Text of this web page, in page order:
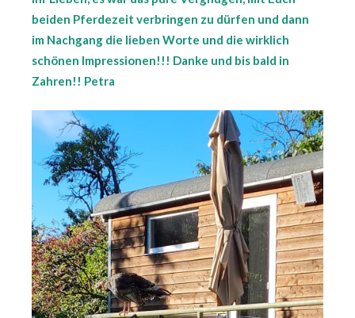
beiden Pferdezeit verbringen zu dürfen und dann
im Nachgang die lieben Worte und die wirklich
schönen Impressionen!!! Danke und bis bald in
Zahren!! Petra